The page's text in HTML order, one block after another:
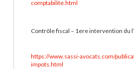
comptabilite.html
Contrôle fiscal – 1ere intervention du
https://www.sassi-avocats.com/
impots.html